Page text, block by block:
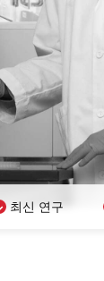
최신 연구